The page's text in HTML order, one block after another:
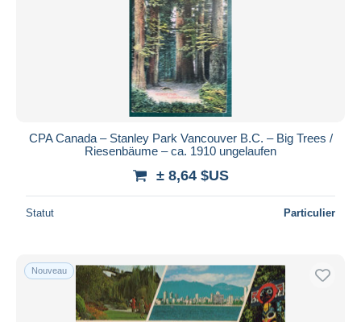
CPA Canada – Stanley Park Vancouver B.C. – Big Trees /
Riesenbäume – ca. 1910 ungelaufen
± 8,64 $US
Statut Particulier
Nouveau